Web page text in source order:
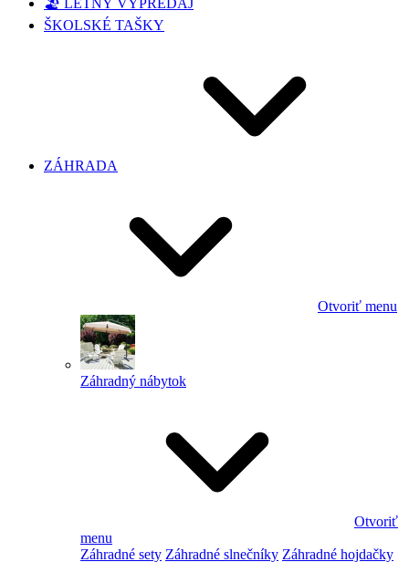
🏖️ LETNÝ VÝPREDAJ
ŠKOLSKÉ TAŠKY
ZÁHRADA
Otvoriť menu
Záhradný nábytok
Otvoriť
menu
Záhradné sety Záhradné slnečníky Záhradné hojdačky